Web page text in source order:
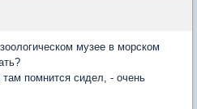
музее в морском
помнится сидел, - очень